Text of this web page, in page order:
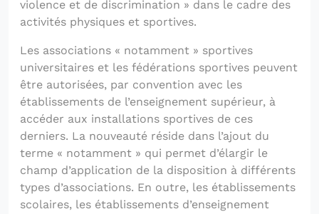
violence et de discrimination » dans le cadre des
activités physiques et sportives.
Les associations « notamment » sportives
universitaires et les fédérations sportives peuvent
être autorisées, par convention avec les
établissements de l’enseignement supérieur, à
accéder aux installations sportives de ces
derniers. La nouveauté réside dans l’ajout du
terme « notamment » qui permet d’élargir le
champ d’application de la disposition à différents
types d’associations. En outre, les établissements
scolaires, les établissements d’enseignement